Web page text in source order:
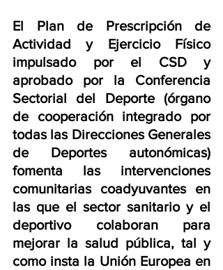
El Plan de Prescripción de
Actividad y Ejercicio Físico
impulsado por el CSD y
aprobado por la Conferencia
Sectorial del Deporte (órgano
de cooperación integrado por
todas las Direcciones Generales
de Deportes autonómicas)
fomenta las intervenciones
comunitarias coadyuvantes en
las que el sector sanitario y el
deportivo colaboran para
mejorar la salud pública, tal y
como insta la Unión Europea en